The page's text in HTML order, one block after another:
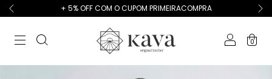
+ 5% OFF COM O CUPOM PRIMEIRACOMPRA
0